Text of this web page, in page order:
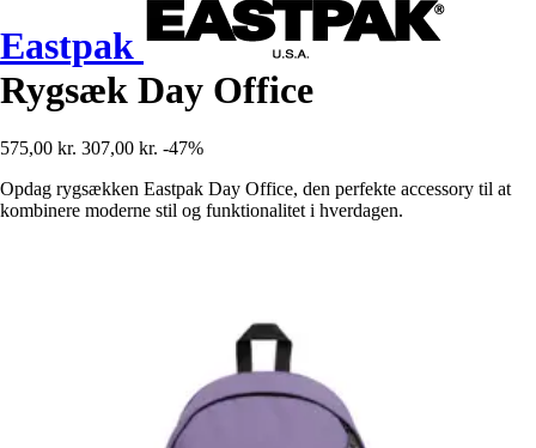
Eastpak
Rygsæk Day Office
575,00 kr. 307,00 kr. -47%
Opdag rygsækken Eastpak Day Office, den perfekte accessory til at
kombinere moderne stil og funktionalitet i hverdagen.